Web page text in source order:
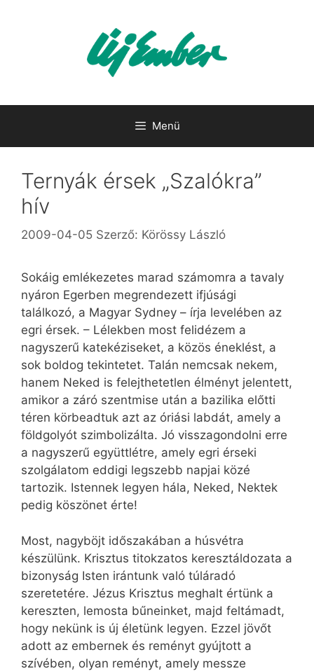
Menü
Ternyák érsek „Szalókra”
hív
2009-04-05 Szerző: Körössy László
Sokáig emlékezetes marad számomra a tavaly
nyáron Egerben megrendezett ifjúsági
találkozó, a Magyar Sydney – írja levelében az
egri érsek. – Lélekben most felidézem a
nagyszerű katekéziseket, a közös éneklést, a
sok boldog tekintetet. Talán nemcsak nekem,
hanem Neked is felejthetetlen élményt jelentett,
amikor a záró szentmise után a bazilika előtti
téren körbeadtuk azt az óriási labdát, amely a
földgolyót szimbolizálta. Jó visszagondolni erre
a nagyszerű együttlétre, amely egri érseki
szolgálatom eddigi legszebb napjai közé
tartozik. Istennek legyen hála, Neked, Nektek
pedig köszönet érte!
Most, nagyböjt időszakában a húsvétra
készülünk. Krisztus titokzatos keresztáldozata a
bizonyság Isten irántunk való túláradó
szeretetére. Jézus Krisztus meghalt értünk a
kereszten, lemosta bűneinket, majd feltámadt,
hogy nekünk is új életünk legyen. Ezzel jövőt
adott az embernek és reményt gyújtott a
szívében, olyan reményt, amely messze